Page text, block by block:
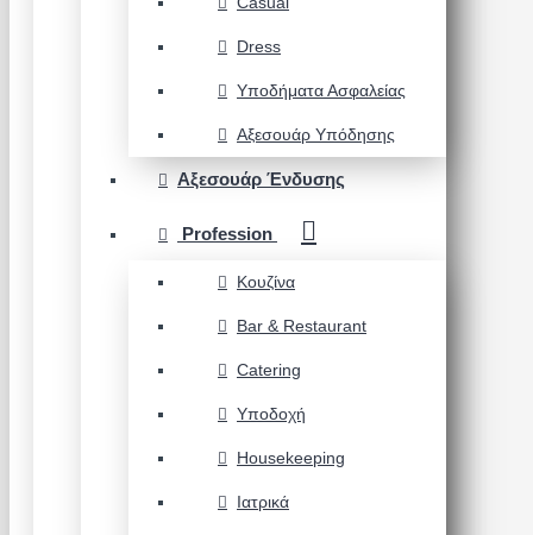
Dress
Υποδήματα Ασφαλείας
Αξεσουάρ Υπόδησης
Αξεσουάρ Ένδυσης
Profession
Κουζίνα
Bar & Restaurant
Catering
Υποδοχή
Housekeeping
Ιατρικά